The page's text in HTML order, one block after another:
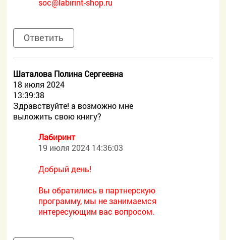
soc@labirint-shop.ru
Ответить
Шаталова Полина Сергеевна
18 июля 2024
13:39:38
Здравствуйте! а возможно мне
выложить свою книгу?
Лабиринт
19 июля 2024 14:36:03
Добрый день!
Вы обратились в партнерскую
программу, мы не занимаемся
интересующим вас вопросом.